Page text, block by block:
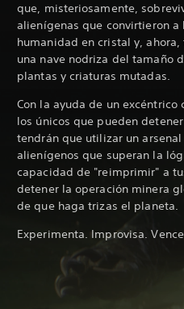
que, misteriosamente,
alienígenas que convirtieron
humanidad en cristal y,
una nave nodriza del tamaño
plantas y criaturas mutadas.
Con la ayuda de un
los únicos que pueden
tendrán que utilizar un
alienígenos que superan la
capacidad de "reimprimir" a
detener la operación minera
de que haga trizas el planeta.
Experimenta. Improvisa.